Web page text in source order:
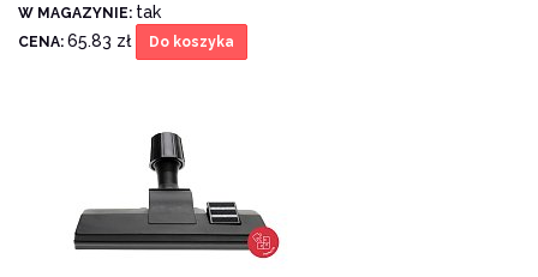
W MAGAZYNIE: tak
CENA: 65.83 zł Do koszyka